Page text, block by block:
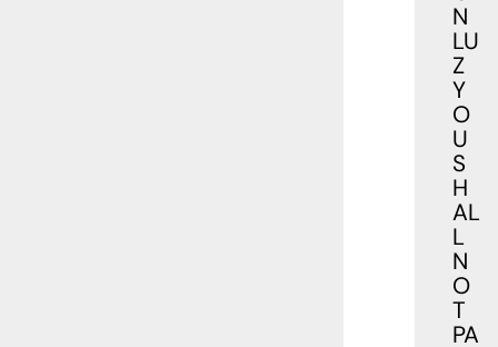
N
LU
Z
Y
O
U
S
H
AL
L
N
O
T
PA